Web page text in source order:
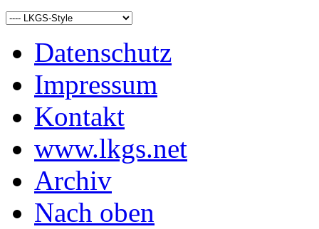
Datenschutz
Impressum
Kontakt
www.lkgs.net
Archiv
Nach oben